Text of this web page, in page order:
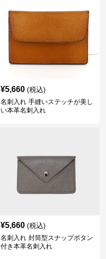
¥5,660 (税込)
名刺入れ 手縫いステッチが美し
い本革名刺入れ
¥5,660 (税込)
名刺入れ 封筒型スナップボタン
付き本革名刺入れ